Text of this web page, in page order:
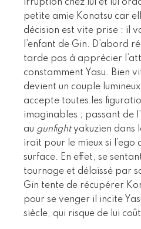
irruption chez lui et lui
petite amie Konatsu car
décision est vite prise : il
l’enfant de Gin. D’abord
tarde pas à apprécier
constamment Yasu. Bien
devient un couple
accepte toutes les
imaginables ; passant de
au gunfightyakuzien dans
irait pour le mieux si l’ego
surface. En effet, se
tournage et délaissé par
Gin tente de récupérer
pour se venger il incite
siècle, qui risque de lui